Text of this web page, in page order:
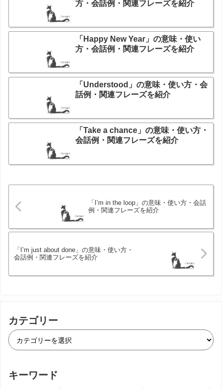
方・会話例・関連フレーズを紹介
「Happy New Year」の意味・使い
方・会話例・関連フレーズを紹介
「Understood」の意味・使い方・会
話例・関連フレーズを紹介
「Take a chance」の意味・使い方・
会話例・関連フレーズを紹介
「I’m in the loop」の意味・使い方・会話
例・関連フレーズを紹介
「I’m just about done」の意味・使い方・
会話例・関連フレーズを紹介
カテゴリー
キーワード